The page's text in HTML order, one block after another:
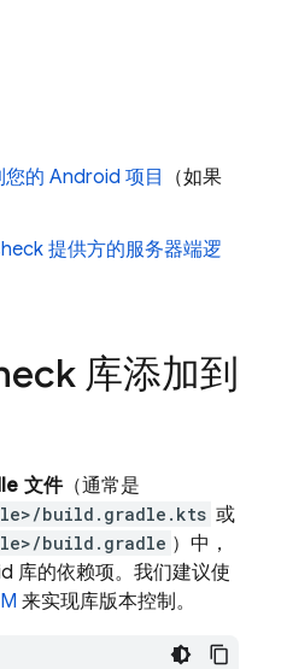
的 Android 项目
（如果
提供方的服务器端逻
库添加到
文件（通常是
build.gradle.kts 或
build.gradle ）中，
库的依赖项。我们建议使
来实现库版本控制。